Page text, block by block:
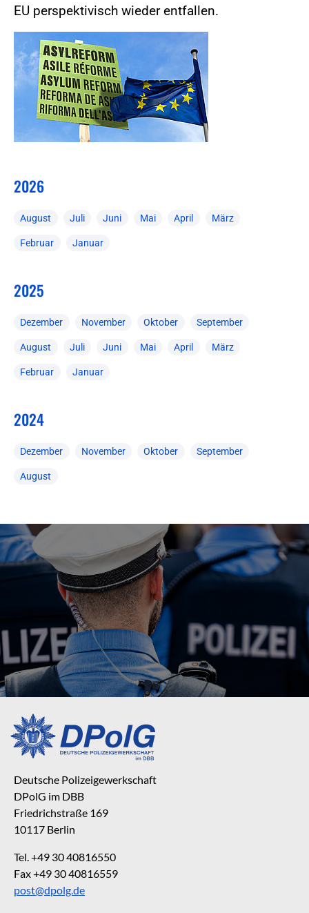
EU perspektivisch wieder entfallen.
2026
August Juli Juni Mai April März
Februar Januar
2025
Dezember November Oktober September
August Juli Juni Mai April März
Februar Januar
2024
Dezember November Oktober September
August
Deutsche Polizeigewerkschaft
DPolG im DBB
Friedrichstraße 169
10117 Berlin
Tel. +49 30 40816550
Fax +49 30 40816559
post@dpolg.de